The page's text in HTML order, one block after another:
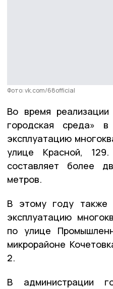
Фото: vk.com/68official
Во время
городская среда»
эксплуатацию
улице Красной,
составляет более
метров.
В этому году также
эксплуатацию
по улице
микрорайоне
2.
В администрации